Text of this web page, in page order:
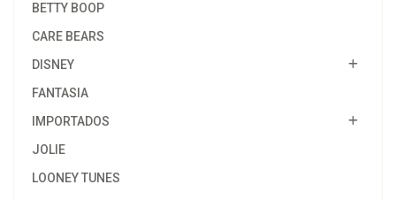
BETTY BOOP
CARE BEARS
DISNEY
FANTASIA
IMPORTADOS
JOLIE
LOONEY TUNES